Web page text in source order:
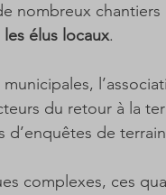
nombreux
les élus locaux.
du retour à la
d’enquêtes de
complexes, ces